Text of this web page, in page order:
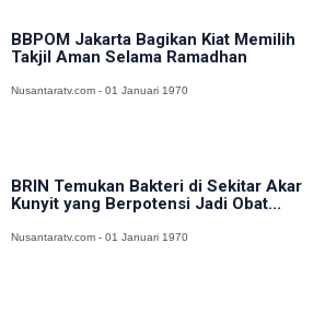
BBPOM Jakarta Bagikan Kiat Memilih
Takjil Aman Selama Ramadhan
Nusantaratv.com - 01 Januari 1970
BRIN Temukan Bakteri di Sekitar Akar
Kunyit yang Berpotensi Jadi Obat...
Nusantaratv.com - 01 Januari 1970